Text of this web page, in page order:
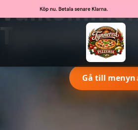
Tynnered
Gå till menyn↓